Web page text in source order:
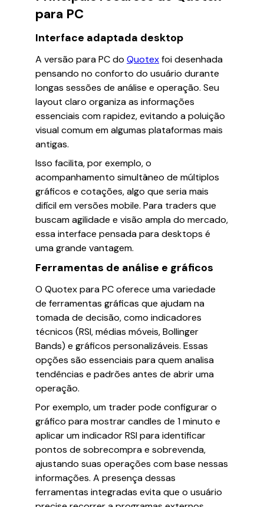
para PC
Interface adaptada desktop
A versão para PC do Quotexfoi desenhada
pensando no conforto do usuário durante
longas sessões de análise e operação. Seu
layout claro organiza as informações
essenciais com rapidez, evitando a poluição
visual comum em algumas plataformas mais
antigas.
Isso facilita, por exemplo, o
acompanhamento simultâneo de múltiplos
gráficos e cotações, algo que seria mais
difícil em versões mobile. Para traders que
buscam agilidade e visão ampla do mercado,
essa interface pensada para desktops é
uma grande vantagem.
Ferramentas de análise e gráficos
O Quotex para PC oferece uma variedade
de ferramentas gráficas que ajudam na
tomada de decisão, como indicadores
técnicos (RSI, médias móveis, Bollinger
Bands) e gráficos personalizáveis. Essas
opções são essenciais para quem analisa
tendências e padrões antes de abrir uma
operação.
Por exemplo, um trader pode configurar o
gráfico para mostrar candles de 1 minuto e
aplicar um indicador RSI para identificar
pontos de sobrecompra e sobrevenda,
ajustando suas operações com base nessas
informações. A presença dessas
ferramentas integradas evita que o usuário